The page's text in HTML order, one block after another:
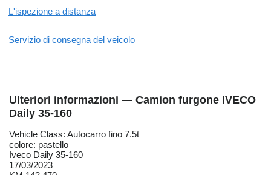
L'ispezione a distanza
Servizio di consegna del veicolo
Ulteriori informazioni — Camion furgone IVECO
Daily 35-160
Vehicle Class: Autocarro fino 7.5t
colore: pastello
Iveco Daily 35-160
17/03/2023